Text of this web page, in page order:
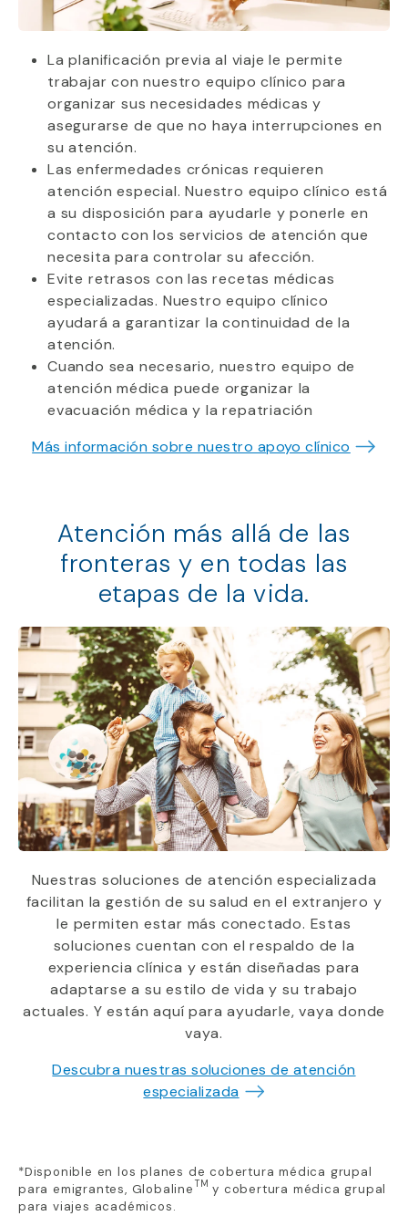
La planificación previa al viaje le permite
trabajar con nuestro equipo clínico para
organizar sus necesidades médicas y
asegurarse de que no haya interrupciones en
su atención.
Las enfermedades crónicas requieren
atención especial. Nuestro equipo clínico está
a su disposición para ayudarle y ponerle en
contacto con los servicios de atención que
necesita para controlar su afección.
Evite retrasos con las recetas médicas
especializadas. Nuestro equipo clínico
ayudará a garantizar la continuidad de la
atención.
Cuando sea necesario, nuestro equipo de
atención médica puede organizar la
evacuación médica y la repatriación
Más información sobre nuestro apoyo clínico
Atención más allá de las
fronteras y en todas las
etapas de la vida.
Nuestras soluciones de atención especializada
facilitan la gestión de su salud en el extranjero y
le permiten estar más conectado. Estas
soluciones cuentan con el respaldo de la
experiencia clínica y están diseñadas para
adaptarse a su estilo de vida y su trabajo
actuales. Y están aquí para ayudarle, vaya donde
vaya.
Descubra nuestras soluciones de atención
especializada
*Disponible en los planes de cobertura médica grupal
para emigrantes, Globaline TM y cobertura médica grupal
para viajes académicos.